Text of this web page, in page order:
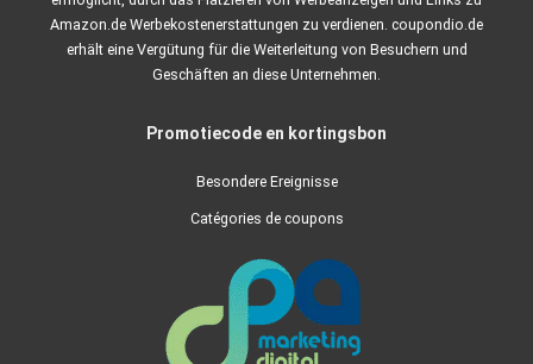
Amazon.de Werbekostenerstattungen zu verdienen. coupondio.de
erhält eine Vergütung für die Weiterleitung von Besuchern und
Geschäften an diese Unternehmen.
Promotiecode en kortingsbon
Besondere Ereignisse
Catégories de coupons